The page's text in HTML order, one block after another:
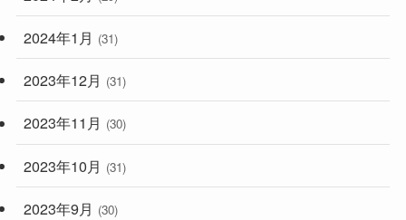
2024年1月 (31)
2023年12月 (31)
2023年11月 (30)
2023年10月 (31)
2023年9月 (30)